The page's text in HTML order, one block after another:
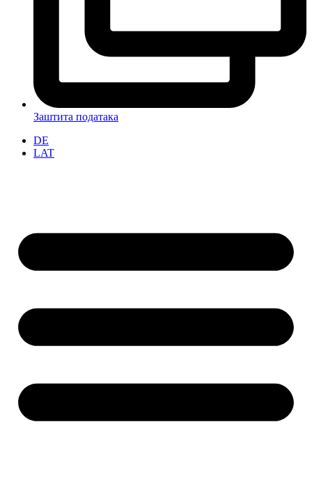
Заштита података
DE
LAT